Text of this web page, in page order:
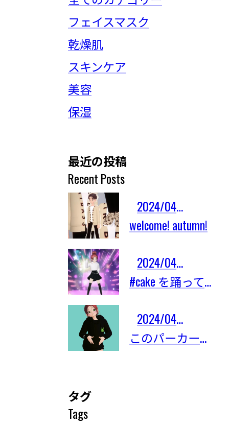
フェイスマスク
乾燥肌
スキンケア
美容
保湿
最近の投稿
Recent Posts
2024/04/03
welcome! autumn!
2024/04/03
#cake を踊ってみたよ！
2024/04/03
このパーカーは限定101着しかないの！
タグ
Tags